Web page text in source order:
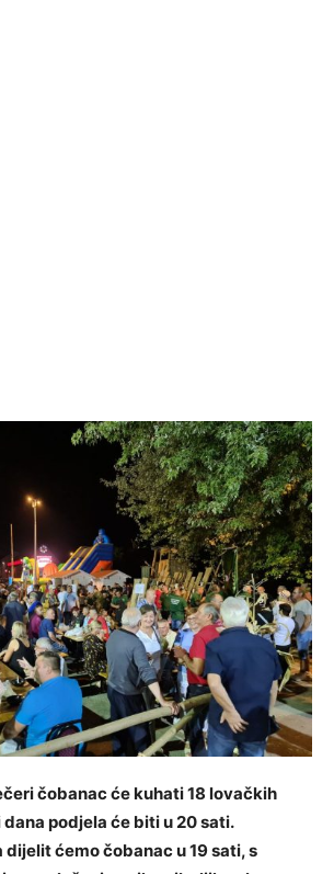
čobanac će kuhati 18 lovačkih
podjela će biti u 20 sati.
dijelit ćemo čobanac u 19 sati, s